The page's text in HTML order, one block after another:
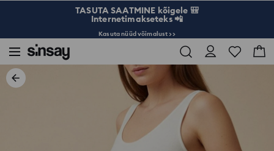
TASUTA SAATMINE kõigele 🎒
Internetimakseteks 📲
Kasuta nüüd võimalust >>